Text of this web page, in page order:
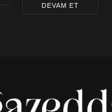
DEVAM ET